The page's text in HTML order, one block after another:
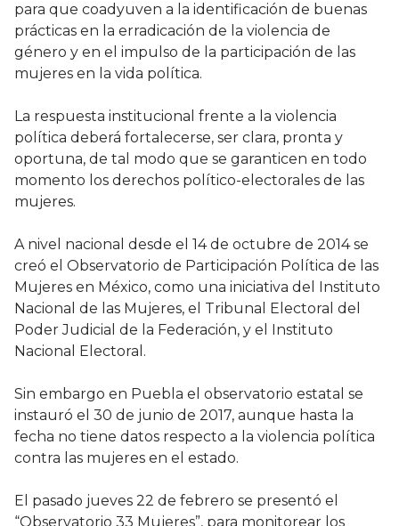
para que coadyuven a la identificación de buenas
prácticas en la erradicación de la violencia de
género y en el impulso de la participación de las
mujeres en la vida política.
La respuesta institucional frente a la violencia
política deberá fortalecerse, ser clara, pronta y
oportuna, de tal modo que se garanticen en todo
momento los derechos político-electorales de las
mujeres.
A nivel nacional desde el 14 de octubre de 2014 se
creó el Observatorio de Participación Política de las
Mujeres en México, como una iniciativa del Instituto
Nacional de las Mujeres, el Tribunal Electoral del
Poder Judicial de la Federación, y el Instituto
Nacional Electoral.
Sin embargo en Puebla el observatorio estatal se
instauró el 30 de junio de 2017, aunque hasta la
fecha no tiene datos respecto a la violencia política
contra las mujeres en el estado.
El pasado jueves 22 de febrero se presentó el
“Observatorio 33 Mujeres”, para monitorear los